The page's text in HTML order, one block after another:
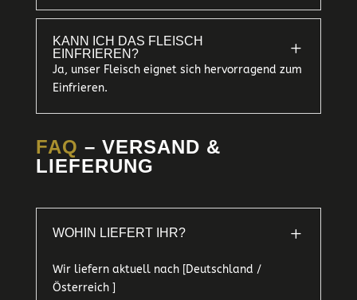
KANN ICH DAS FLEISCH
EINFRIEREN?
L
Ja, unser Fleisch eignet sich hervorragend zum
Einfrieren.
FAQ – VERSAND &
LIEFERUNG
WOHIN LIEFERT IHR? L
Wir liefern aktuell nach [Deutschland /
Österreich ]